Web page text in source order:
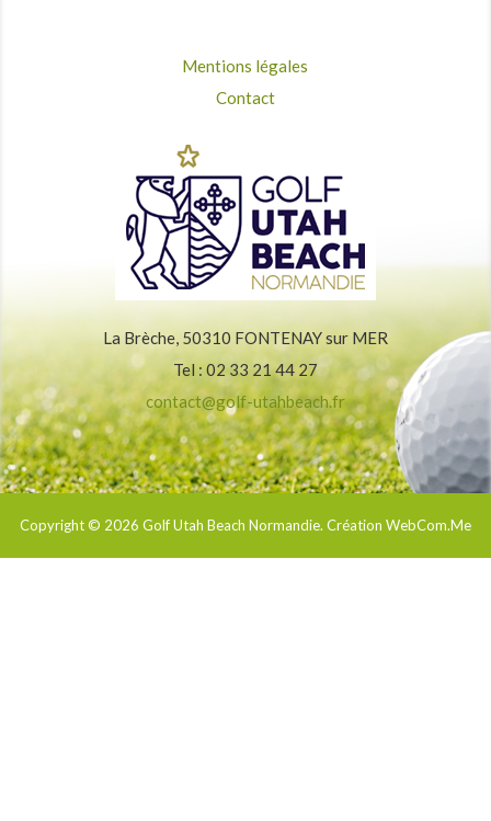
Mentions légales
Contact
La Brèche, 50310 FONTENAY sur MER
Tel : 02 33 21 44 27
contact@golf-utahbeach.fr
Copyright © 2026 Golf Utah Beach Normandie. Création WebCom.Me